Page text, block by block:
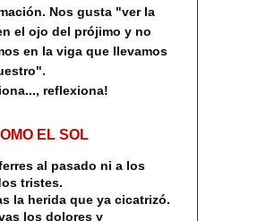
Nos gusta "ver la
el ojo del prójimo y no
en la viga que llevamos
reflexiona!
EL SOL
al pasado ni a los
tristes.
la herida que ya cicatrizó.
los dolores y